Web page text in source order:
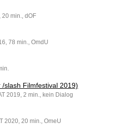
20 min., dOF
78 min., OmdU
slash Filmfestival 2019)
2019, 2 min., kein Dialog
2020, 20 min., OmeU